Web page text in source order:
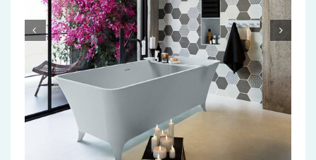
Klimaatbeheersing
PVC
Tegels